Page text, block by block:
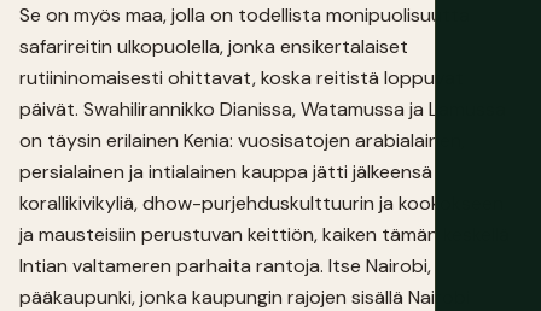
Se on myös maa, jolla on todellista monipuolisuutta
safarireitin ulkopuolella, jonka ensikertalaiset
rutiininomaisesti ohittavat, koska reitistä loppuvat
päivät. Swahilirannikko Dianissa, Watamussa ja Lamussa
on täysin erilainen Kenia: vuosisatojen arabialainen,
persialainen ja intialainen kauppa jätti jälkeensä
korallikivikyliä, dhow-purjehduskulttuurin ja kookokseen
ja mausteisiin perustuvan keittiön, kaiken tämän keskellä
Intian valtameren parhaita rantoja. Itse Nairobi,
pääkaupunki, jonka kaupungin rajojen sisällä Nairobi